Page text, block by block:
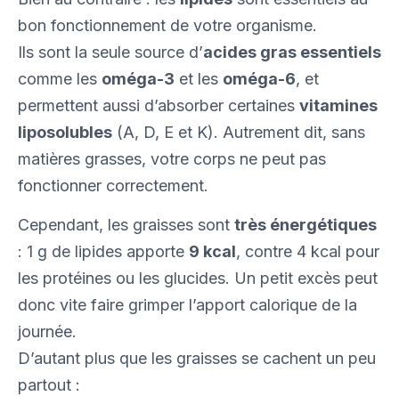
bon fonctionnement de votre organisme.
Ils sont la seule source d’acides gras essentiels
comme les oméga-3 et les oméga-6, et
permettent aussi d’absorber certaines vitamines
liposolubles (A, D, E et K). Autrement dit, sans
matières grasses, votre corps ne peut pas
fonctionner correctement.
Cependant, les graisses sont très énergétiques
: 1 g de lipides apporte 9 kcal, contre 4 kcal pour
les protéines ou les glucides. Un petit excès peut
donc vite faire grimper l’apport calorique de la
journée.
D’autant plus que les graisses se cachent un peu
partout :